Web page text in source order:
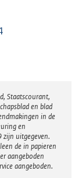
Staatscourant,
en blad
in de
en
zijn uitgegeven.
de in papieren
aangeboden
aangeboden.